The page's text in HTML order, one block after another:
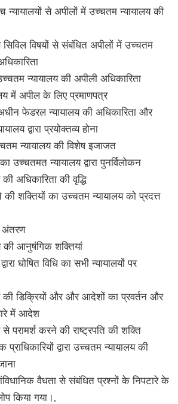
न्यायालयों से अपीलों में उच्चतम न्यायालय की
सिविल विषयों से संबंधित अपीलों में उच्चतम
न्यायालय की अपीली अधिकारिता
में अपील के लिए प्रमाणपत्र
अधीन फेडरल न्यायालय की अधिकारिता और
द्वारा प्रयोक्तव्य होना
न्यायालय की विशेष इजाजत
उच्चतमत न्यायालय द्वारा पुनर्विलोकन
अधिकारिता की वृद्धि
शक्तियों का उच्चतम न्यायालय को प्रदत्त
अंतरण
की आनुषंगिक शक्तियां
घोषित विधि का सभी न्यायालयों पर
की डिक्रियों और और आदेशों का प्रवर्तन और
में आदेश
परामर्श करने की राष्ट्रपति की शक्ति
द्वारा उच्चतम न्यायालय की
वैधता से संबंधित प्रश्नों के निपटारे के
किया गया।,